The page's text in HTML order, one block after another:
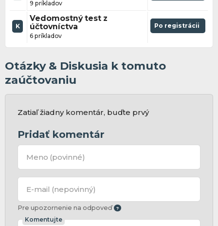
9 príkladov
K
Vedomostný test z
účtovníctva
6 príkladov
Po registrácii
Otázky & Diskusia k tomuto
zaúčtovaniu
Zatiaľ žiadny komentár, buďte prvý
Pridať komentár
Meno (povinné)
E-mail (nepovinný)
Pre upozornenie na odpoveď
Komentujte